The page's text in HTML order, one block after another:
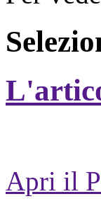
Apri il